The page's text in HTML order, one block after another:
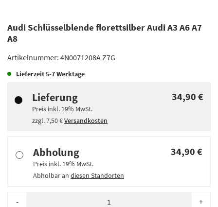
Audi Schlüsselblende florettsilber Audi A3 A6 A7
A8
Artikelnummer: 4N0071208A Z7G
Lieferzeit5-7 Werktage
Lieferung
Preis inkl. 19% MwSt.
zzgl.7,50 €Versandkosten
34,90 €
Abholung
Preis inkl. 19% MwSt.
Abholbar an diesen Standorten
34,90 €
- +